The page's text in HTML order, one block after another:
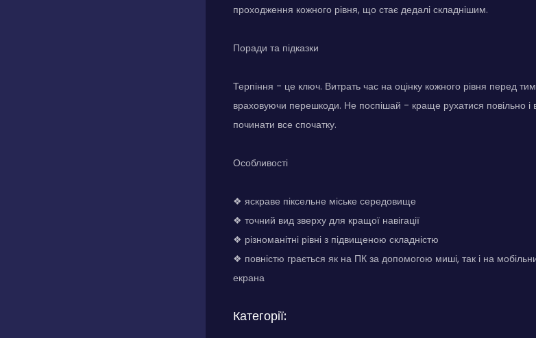
проходження кожного рівня, що стає дедалі складнішим.
Поради та підказки
Терпіння - це ключ. Витрать час на оцінку кожного рівня перед
враховуючи перешкоди. Не поспішай - краще рухатися повільно і
починати все спочатку.
Особливості
❖ яскраве піксельне міське середовище
❖ точний вид зверху для кращої навігації
❖ різноманітні рівні з підвищеною складністю
❖ повністю грається як на ПК за допомогою миші, так і на
екрана
Категорії: